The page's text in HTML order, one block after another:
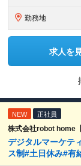
勤務地
求人を
NEW 正社員
株式会社robot home
デジタルマーケテ
ス制#土日休み#有